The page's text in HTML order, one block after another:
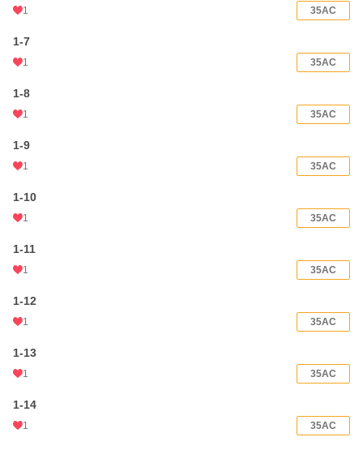
1 35AC
1-7
1 35AC
1-8
1 35AC
1-9
1 35AC
1-10
1 35AC
1-11
1 35AC
1-12
1 35AC
1-13
1 35AC
1-14
1 35AC